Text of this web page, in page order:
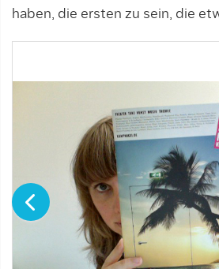
haben, die ersten zu sein, die